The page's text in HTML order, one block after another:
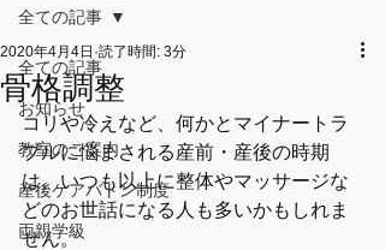
全ての記事
お知らせ
教室のご案内
産後ケアバトン制度
両親学級
全ての記事
骨格調整
2020年4月4日 読了時間: 3分
コリや冷えなど、何かとマイナートラ
ブルに悩まされる産前・産後の時期
は、いつも以上に整体やマッサージな
どのお世話になる人も多いかもしれま
せん。